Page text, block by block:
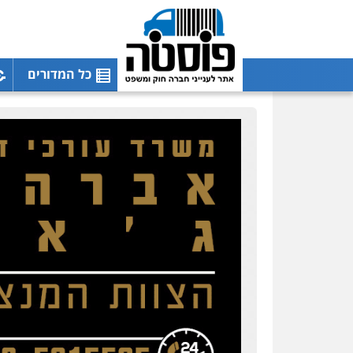
כל המדורים